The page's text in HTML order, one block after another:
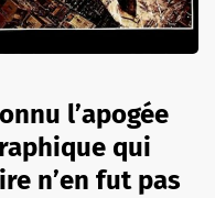
l’apogée
qui
n’en fut pas